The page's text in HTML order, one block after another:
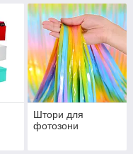
Штори для
фотозони